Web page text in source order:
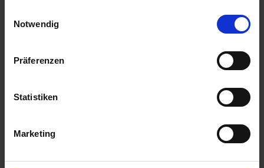
Notwendig
Präferenzen
Statistiken
Marketing
Lieferung voraussichtlich ab Donnerstag, 13. August 2026
Menge
QTY_CONTROL_DECREASE